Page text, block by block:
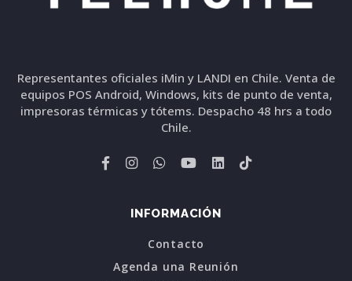
Representantes oficiales iMin y LANDI en Chile. Venta de
equipos POS Android, Windows, kits de punto de venta,
impresoras térmicas y tótems. Despacho 48 hrs a todo
Chile.
INFORMACIÓN
Contacto
Agenda una Reunión